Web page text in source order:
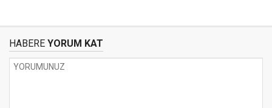
HABERE YORUM KAT